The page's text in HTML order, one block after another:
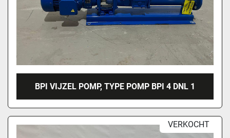
BPI VIJZEL POMP, TYPE POMP BPI 4 DNL 1
VERKOCHT